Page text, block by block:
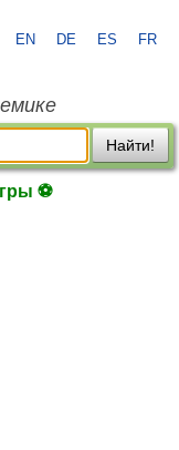
EN DE ES FR
Найти!
⚽